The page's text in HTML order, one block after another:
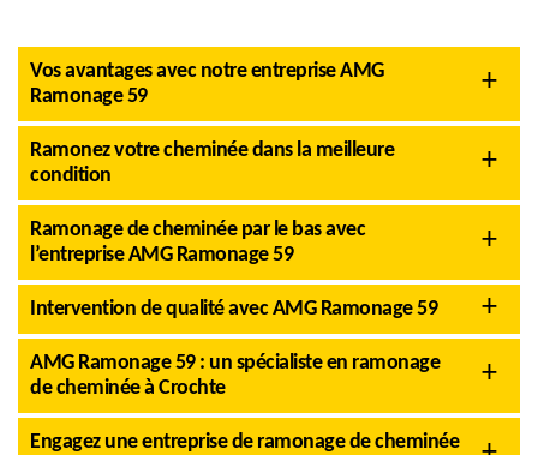
Vos avantages avec notre entreprise AMG
Ramonage 59
Ramonez votre cheminée dans la meilleure
condition
Ramonage de cheminée par le bas avec
l’entreprise AMG Ramonage 59
Intervention de qualité avec AMG Ramonage 59
AMG Ramonage 59 : un spécialiste en ramonage
de cheminée à Crochte
Engagez une entreprise de ramonage de cheminée